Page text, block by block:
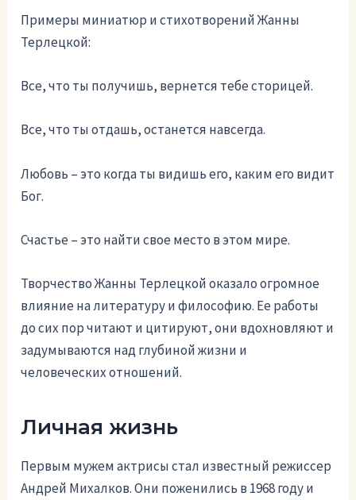
Примеры миниатюр и стихотворений Жанны
Терлецкой:
Все, что ты получишь, вернется тебе сторицей.
Все, что ты отдашь, останется навсегда.
Любовь – это когда ты видишь его, каким его видит
Бог.
Счастье – это найти свое место в этом мире.
Творчество Жанны Терлецкой оказало огромное
влияние на литературу и философию. Ее работы
до сих пор читают и цитируют, они вдохновляют и
задумываются над глубиной жизни и
человеческих отношений.
Личная жизнь
Первым мужем актрисы стал известный режиссер
Андрей Михалков. Они поженились в 1968 году и